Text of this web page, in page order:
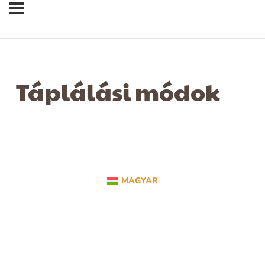
Táplálási módok
MAGYAR